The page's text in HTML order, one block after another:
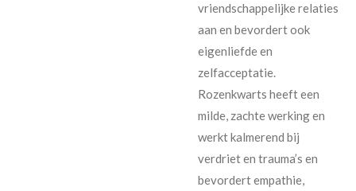
vriendschappelijke relaties
aan en bevordert ook
eigenliefde en
zelfacceptatie.
Rozenkwarts heeft een
milde, zachte werking en
werkt kalmerend bij
verdriet en trauma’s en
bevordert empathie,